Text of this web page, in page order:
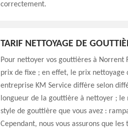
correctement.
TARIF NETTOYAGE DE
Pour nettoyer vos gouttières à Norrent
prix de fixe ; en effet, le prix
entreprise KM Service diffère selon
longueur de la gouttière à nettoyer ;
style de gouttière que vous avez :
Cependant, nous vous assurons que